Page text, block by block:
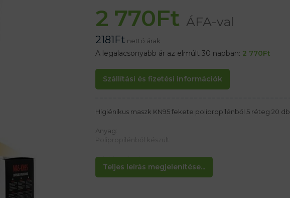
2 770Ft ÁFA-val
2181Ft nettó árak
A legalacsonyabb ár az elmúlt 30 napban: 2 770Ft
Szállítási és fizetési információk
Teljes leírás megjelenítése...
Higiénikus maszk KN95 fekete polipropilénből 5 réteg 20 db
Anyag:
Polipropilénből készült
Tulajdonságok:
-ötrétegű egészségügyi maszk
– 2 elasztikus sáv az oldalakon